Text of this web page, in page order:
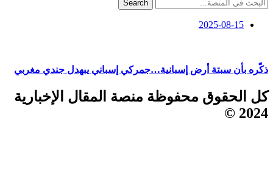
Search
2025-08-15
ذكّره بأن سبتة أرض إسبانية…جمركي إسباني يبهدل جندي مغربي
كل الحقوق محفوظة منصة المقال الإخبارية
2024 ©